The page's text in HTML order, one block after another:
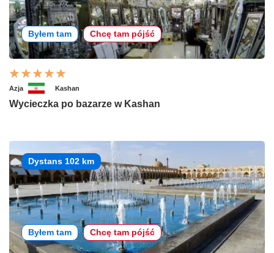
Byłem tam Chcę tam pójść
Azja Kashan
Wycieczka po bazarze w Kashan
Dystans 102 km
Byłem tam Chcę tam pójść